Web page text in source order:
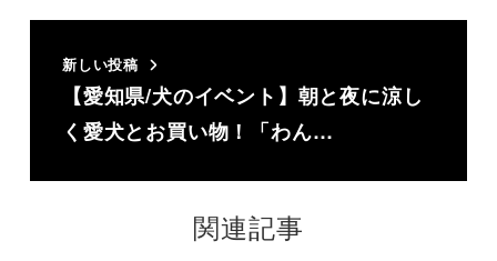
新しい投稿
【愛知県/犬のイベント】朝と夜に涼し
く愛犬とお買い物！「わん…
関連記事